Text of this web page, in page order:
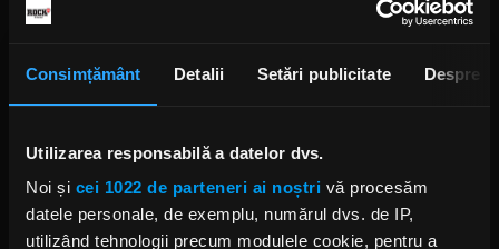
Consimțământ Detalii Setări publicitate Despre
Utilizarea responsabilă a datelor dvs.
Noi și cei 1022 de parteneri ai noștri vă procesăm
datele personale, de exemplu, numărul dvs. de IP,
utilizând tehnologii precum modulele cookie, pentru a
ZZ TOP 50 ANI
Rock News